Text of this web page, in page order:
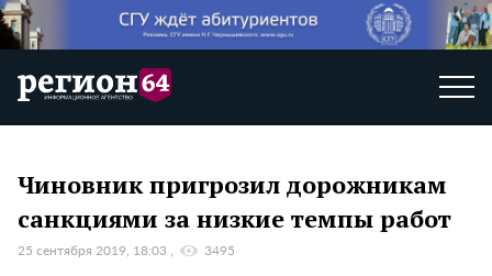
Чиновник пригрозил дорожникам
санкциями за низкие темпы работ
25 сентября 2019, 18:03 3495